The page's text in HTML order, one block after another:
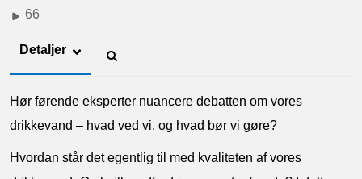
66
Detaljer
Hør førende eksperter nuancere debatten om vores
drikkevand – hvad ved vi, og hvad bør vi gøre?
Hvordan står det egentlig til med kvaliteten af vores